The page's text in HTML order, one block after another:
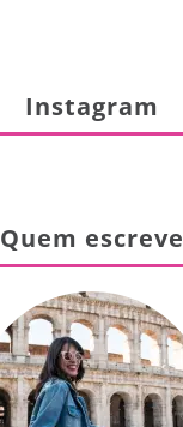
Instagram
Quem escreve